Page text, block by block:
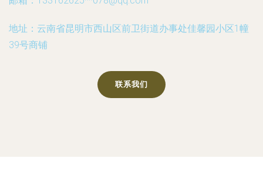
地址：云南省昆明市西山区前卫街道办事处佳馨园小区1幢
39号商铺
联系我们